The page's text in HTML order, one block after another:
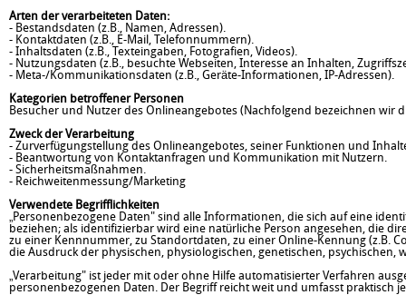
Arten der verarbeiteten Daten:
- Bestandsdaten (z.B., Namen, Adressen).
- Kontaktdaten (z.B., E-Mail, Telefonnummern).
- Inhaltsdaten (z.B., Texteingaben, Fotografien, Videos).
- Nutzungsdaten (z.B., besuchte Webseiten, Interesse an Inhalten,
- Meta-/Kommunikationsdaten (z.B., Geräte-Informationen, IP-Adressen).
Kategorien betroffener Personen
Besucher und Nutzer des Onlineangebotes (Nachfolgend bezeichnen wir
Zweck der Verarbeitung
- Zurverfügungstellung des Onlineangebotes, seiner Funktionen und
- Beantwortung von Kontaktanfragen und Kommunikation mit Nutzern.
- Sicherheitsmaßnahmen.
- Reichweitenmessung/Marketing
Verwendete Begrifflichkeiten
„Personenbezogene Daten" sind alle Informationen, die sich auf eine
beziehen; als identifizierbar wird eine natürliche Person angesehen, die
zu einer Kennnummer, zu Standortdaten, zu einer Online-Kennung (z.B.
die Ausdruck der physischen, physiologischen, genetischen,
„Verarbeitung" ist jeder mit oder ohne Hilfe automatisierter Verfahren
personenbezogenen Daten. Der Begriff reicht weit und umfasst praktisch